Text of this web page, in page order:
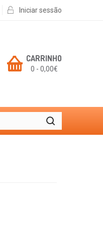
Iniciar sessão
CARRINHO
0 - 0,00€